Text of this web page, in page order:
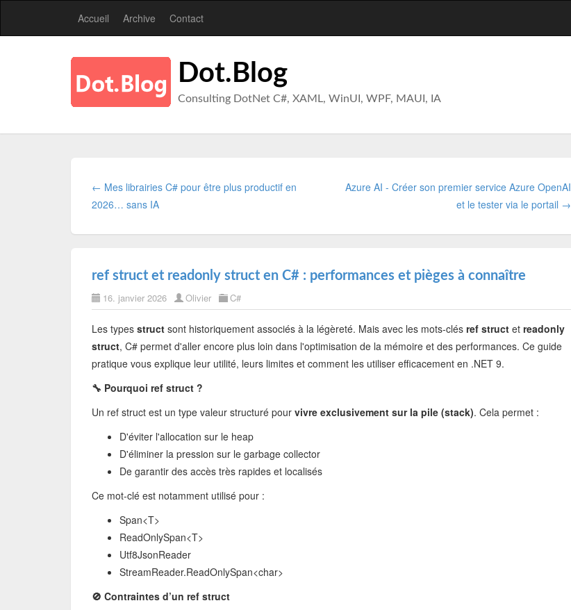
Accueil Archive Contact
Dot.Blog
Consulting DotNet C#, XAML, WinUI, WPF, MAUI, IA
← Mes librairies C# pour être plus productif en
2026… sans IA
Azure AI - Créer son premier service Azure OpenAI
et le tester via le portail →
ref struct et readonly struct en C# : performances et pièges à connaître
16. janvier 2026 Olivier C#
Les types struct sont historiquement associés à la légèreté. Mais avec les mots-clés ref struct et readonly
struct, C# permet d'aller encore plus loin dans l'optimisation de la mémoire et des performances. Ce guide
pratique vous explique leur utilité, leurs limites et comment les utiliser efficacement en .NET 9.
🔧 Pourquoi ref struct ?
Un ref struct est un type valeur structuré pour vivre exclusivement sur la pile (stack). Cela permet :
D'éviter l'allocation sur le heap
D'éliminer la pression sur le garbage collector
De garantir des accès très rapides et localisés
Ce mot-clé est notamment utilisé pour :
Span<T>
ReadOnlySpan<T>
Utf8JsonReader
StreamReader.ReadOnlySpan<char>
🚫 Contraintes d’un ref struct